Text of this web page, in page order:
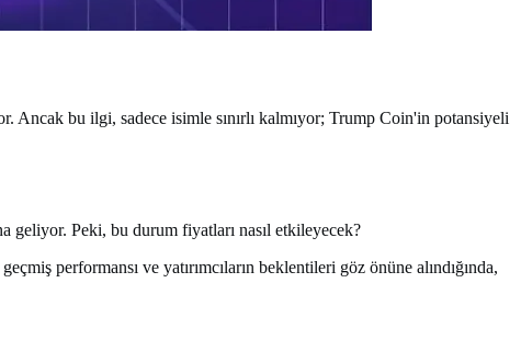
Ancak bu ilgi, sadece isimle sınırlı kalmıyor; Trump Coin'in potansiyeli
Peki, bu durum fiyatları nasıl etkileyecek?
performansı ve yatırımcıların beklentileri göz önüne alındığında,